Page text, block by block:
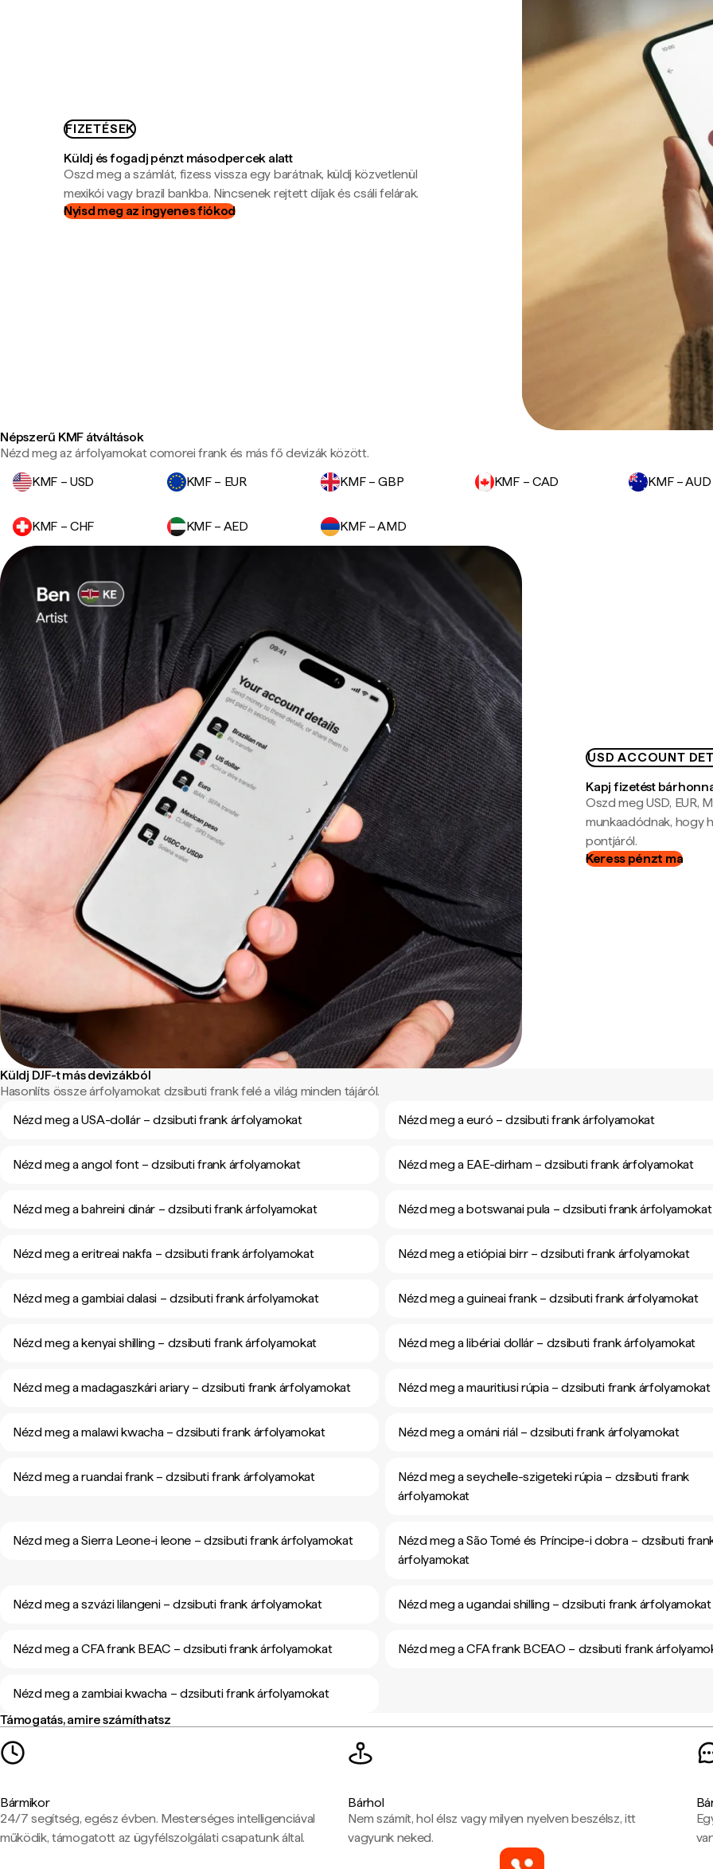
FIZETÉSEK
Küldj és fogadj pénzt másodpercek alatt
Oszd meg a számlát, fizess vissza egy barátnak, küldj közvetlenül
mexikói vagy brazil bankba. Nincsenek rejtett díjak és csáli felárak.
Nyisd meg az ingyenes fiókod
Népszerű KMF átváltások
Nézd meg az árfolyamokat comorei frank és más fő devizák között.
KMF – USD
KMF – EUR KMF – GBP KMF – CAD KMF – AUD
KMF – CHF KMF – AED KMF – AMD
USD ACCOUNT
Kapj fizetést
Oszd meg USD, EUR,
munkaadódnak, hogy
pontjáról.
Keress pénzt ma
Küldj DJF-t más devizákból
Hasonlíts össze árfolyamokat dzsibuti frank felé a világ minden tájáról.
Nézd meg a USA-dollár – dzsibuti frank árfolyamokat
Nézd meg a euró – dzsibuti frank árfolyamokat
Nézd meg a angol font – dzsibuti frank árfolyamokat Nézd meg a EAE-dirham – dzsibuti frank árfolyamokat
Nézd meg a bahreini dinár – dzsibuti frank árfolyamokat Nézd meg a botswanai pula – dzsibuti frank árfolyamokat
Nézd meg a eritreai nakfa – dzsibuti frank árfolyamokat Nézd meg a etiópiai birr – dzsibuti frank árfolyamokat
Nézd meg a gambiai dalasi – dzsibuti frank árfolyamokat Nézd meg a guineai frank – dzsibuti frank árfolyamokat
Nézd meg a kenyai shilling – dzsibuti frank árfolyamokat Nézd meg a libériai dollár – dzsibuti frank árfolyamokat
Nézd meg a madagaszkári ariary – dzsibuti frank árfolyamokat Nézd meg a mauritiusi rúpia – dzsibuti frank árfolyamokat
Nézd meg a malawi kwacha – dzsibuti frank árfolyamokat Nézd meg a ománi riál – dzsibuti frank árfolyamokat
Nézd meg a ruandai frank – dzsibuti frank árfolyamokat
Nézd meg a seychelle-szigeteki rúpia – dzsibuti frank
árfolyamokat
Nézd meg a Sierra Leone-i leone – dzsibuti frank árfolyamokat
Nézd meg a São Tomé és Príncipe-i dobra – dzsibuti
árfolyamokat
Nézd meg a szvázi lilangeni – dzsibuti frank árfolyamokat Nézd meg a ugandai shilling – dzsibuti frank árfolyamokat
Nézd meg a CFA frank BEAC – dzsibuti frank árfolyamokat Nézd meg a CFA frank BCEAO – dzsibuti frank
Nézd meg a zambiai kwacha – dzsibuti frank árfolyamokat
Támogatás, amire számíthatsz
Bármikor
24/7 segítség, egész évben. Mesterséges intelligenciával
működik, támogatott az ügyfélszolgálati csapatunk által.
Bárhol
Nem számít, hol élsz vagy milyen nyelven beszélsz, itt
vagyunk neked.